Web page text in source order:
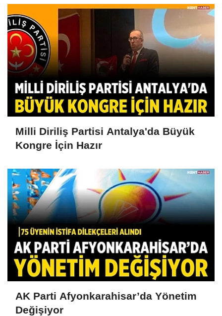
Milli Diriliş Partisi Antalya'da Büyük
Kongre İçin Hazır
AK Parti Afyonkarahisar’da Yönetim
Değişiyor